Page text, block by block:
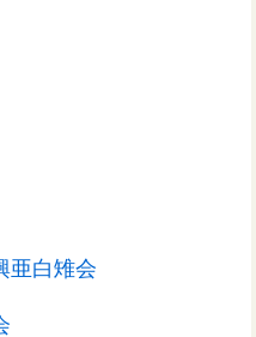
亜白雉会